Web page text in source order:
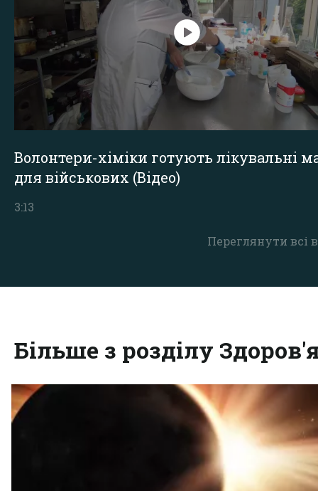
Переглянути всі
Волонтери-хіміки готують лікувальні
для військових (Відео)
3:13
Більше з розділу